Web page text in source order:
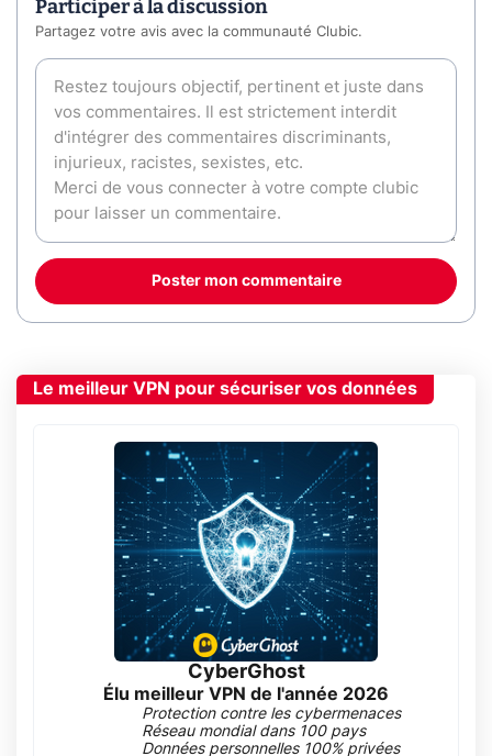
Participer à la discussion
Partagez votre avis avec la communauté Clubic.
Poster mon commentaire
Le meilleur VPN pour sécuriser vos données
CyberGhost
Élu meilleur VPN de l'année 2026
Protection contre les cybermenaces
Réseau mondial dans 100 pays
Données personnelles 100% privées